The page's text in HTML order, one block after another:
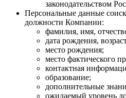
законодательством
Персональные данные
должности Компании:
фамилия, имя,
дата рождения,
место рождения;
место фактического
контактная
образование;
дополнительные
ожидаемый уровень